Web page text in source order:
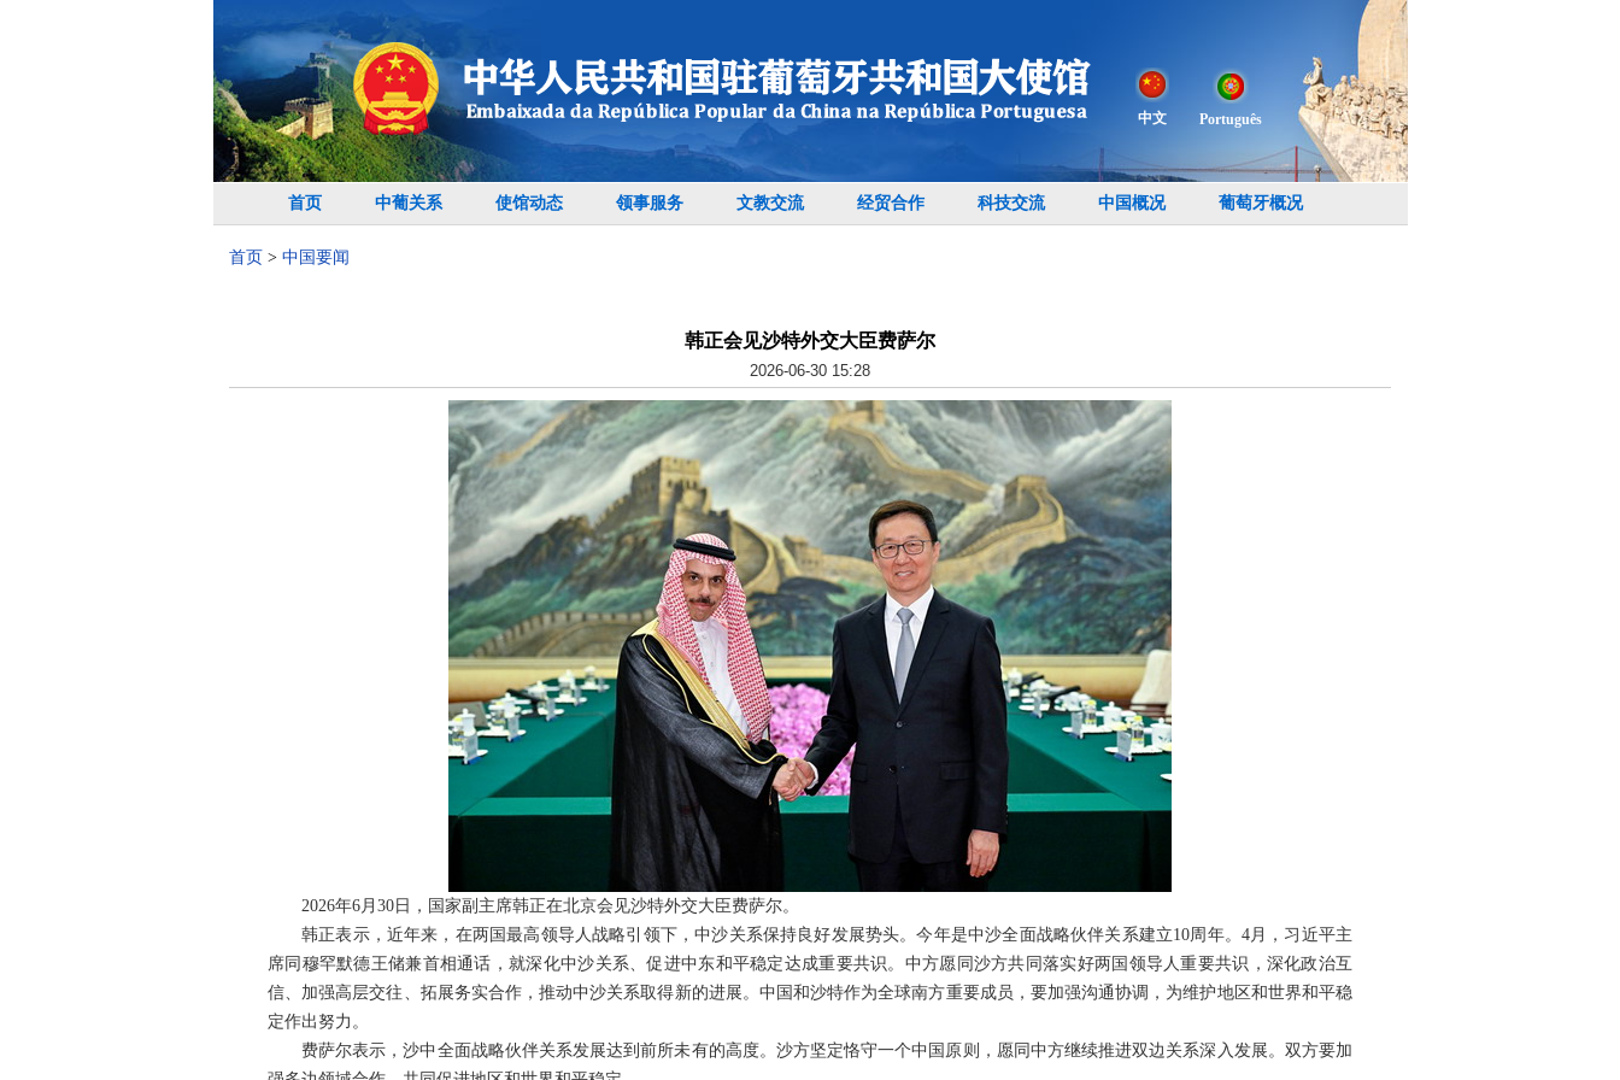
中文 Português
首页 中葡关系 使馆动态 领事服务 文教交流 经贸合作 科技交流 中国概况 葡萄牙概况
首页 > 中国要闻
韩正会见沙特外交大臣费萨尔
2026-06-30 15:28
2026年6月30日，国家副主席韩正在北京会见沙特外交大臣费萨尔。
韩正表示，近年来，在两国最高领导人战略引领下，中沙关系保持良好发展势头。今年是中沙全面战略伙伴关系建立10周年。4月，习近平主
席同穆罕默德王储兼首相通话，就深化中沙关系、促进中东和平稳定达成重要共识。中方愿同沙方共同落实好两国领导人重要共识，深化政治互
信、加强高层交往、拓展务实合作，推动中沙关系取得新的进展。中国和沙特作为全球南方重要成员，要加强沟通协调，为维护地区和世界和平稳
定作出努力。
费萨尔表示，沙中全面战略伙伴关系发展达到前所未有的高度。沙方坚定恪守一个中国原则，愿同中方继续推进双边关系深入发展。双方要加